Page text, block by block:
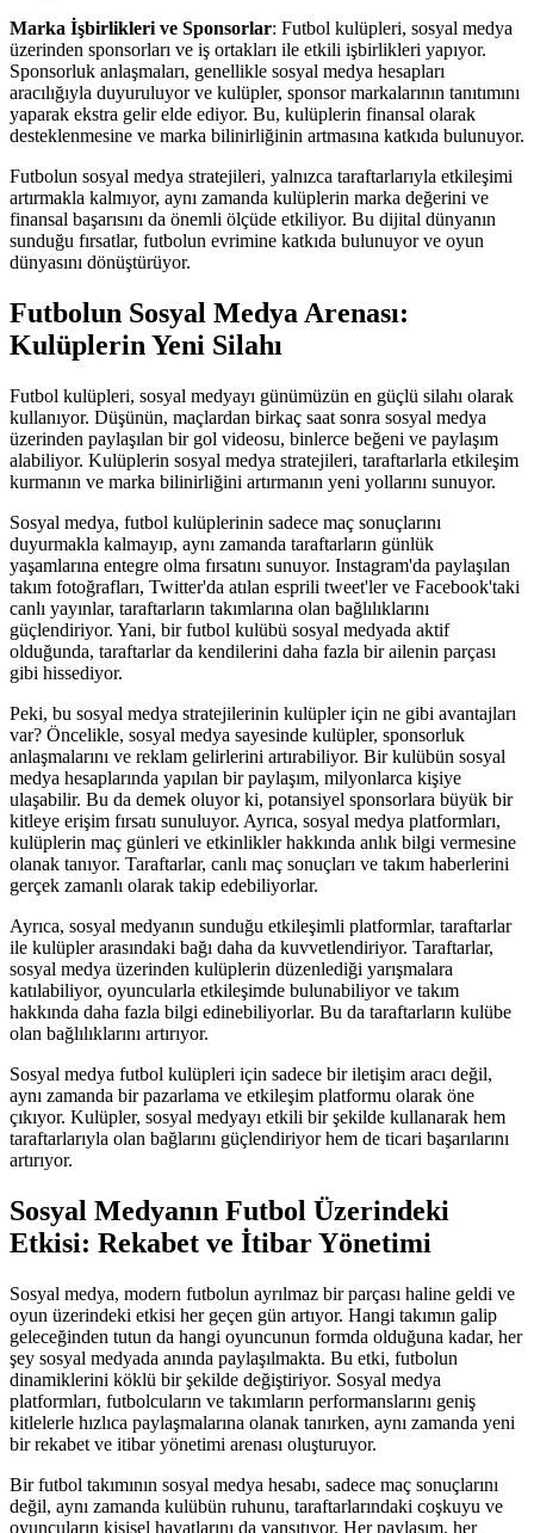
Marka İşbirlikleri ve Sponsorlar: Futbol kulüpleri, sosyal medya
üzerinden sponsorları ve iş ortakları ile etkili işbirlikleri yapıyor.
Sponsorluk anlaşmaları, genellikle sosyal medya hesapları
aracılığıyla duyuruluyor ve kulüpler, sponsor markalarının tanıtımını
yaparak ekstra gelir elde ediyor. Bu, kulüplerin finansal olarak
desteklenmesine ve marka bilinirliğinin artmasına katkıda bulunuyor.
Futbolun sosyal medya stratejileri, yalnızca taraftarlarıyla etkileşimi
artırmakla kalmıyor, aynı zamanda kulüplerin marka değerini ve
finansal başarısını da önemli ölçüde etkiliyor. Bu dijital dünyanın
sunduğu fırsatlar, futbolun evrimine katkıda bulunuyor ve oyun
dünyasını dönüştürüyor.
Futbolun Sosyal Medya Arenası:
Kulüplerin Yeni Silahı
Futbol kulüpleri, sosyal medyayı günümüzün en güçlü silahı olarak
kullanıyor. Düşünün, maçlardan birkaç saat sonra sosyal medya
üzerinden paylaşılan bir gol videosu, binlerce beğeni ve paylaşım
alabiliyor. Kulüplerin sosyal medya stratejileri, taraftarlarla etkileşim
kurmanın ve marka bilinirliğini artırmanın yeni yollarını sunuyor.
Sosyal medya, futbol kulüplerinin sadece maç sonuçlarını
duyurmakla kalmayıp, aynı zamanda taraftarların günlük
yaşamlarına entegre olma fırsatını sunuyor. Instagram'da paylaşılan
takım fotoğrafları, Twitter'da atılan esprili tweet'ler ve Facebook'taki
canlı yayınlar, taraftarların takımlarına olan bağlılıklarını
güçlendiriyor. Yani, bir futbol kulübü sosyal medyada aktif
olduğunda, taraftarlar da kendilerini daha fazla bir ailenin parçası
gibi hissediyor.
Peki, bu sosyal medya stratejilerinin kulüpler için ne gibi avantajları
var? Öncelikle, sosyal medya sayesinde kulüpler, sponsorluk
anlaşmalarını ve reklam gelirlerini artırabiliyor. Bir kulübün sosyal
medya hesaplarında yapılan bir paylaşım, milyonlarca kişiye
ulaşabilir. Bu da demek oluyor ki, potansiyel sponsorlara büyük bir
kitleye erişim fırsatı sunuluyor. Ayrıca, sosyal medya platformları,
kulüplerin maç günleri ve etkinlikler hakkında anlık bilgi vermesine
olanak tanıyor. Taraftarlar, canlı maç sonuçları ve takım haberlerini
gerçek zamanlı olarak takip edebiliyorlar.
Ayrıca, sosyal medyanın sunduğu etkileşimli platformlar, taraftarlar
ile kulüpler arasındaki bağı daha da kuvvetlendiriyor. Taraftarlar,
sosyal medya üzerinden kulüplerin düzenlediği yarışmalara
katılabiliyor, oyuncularla etkileşimde bulunabiliyor ve takım
hakkında daha fazla bilgi edinebiliyorlar. Bu da taraftarların kulübe
olan bağlılıklarını artırıyor.
Sosyal medya futbol kulüpleri için sadece bir iletişim aracı değil,
aynı zamanda bir pazarlama ve etkileşim platformu olarak öne
çıkıyor. Kulüpler, sosyal medyayı etkili bir şekilde kullanarak hem
taraftarlarıyla olan bağlarını güçlendiriyor hem de ticari başarılarını
artırıyor.
Sosyal Medyanın Futbol Üzerindeki
Etkisi: Rekabet ve İtibar Yönetimi
Sosyal medya, modern futbolun ayrılmaz bir parçası haline geldi ve
oyun üzerindeki etkisi her geçen gün artıyor. Hangi takımın galip
geleceğinden tutun da hangi oyuncunun formda olduğuna kadar, her
şey sosyal medyada anında paylaşılmakta. Bu etki, futbolun
dinamiklerini köklü bir şekilde değiştiriyor. Sosyal medya
platformları, futbolcuların ve takımların performanslarını geniş
kitlelerle hızlıca paylaşmalarına olanak tanırken, aynı zamanda yeni
bir rekabet ve itibar yönetimi arenası oluşturuyor.
Bir futbol takımının sosyal medya hesabı, sadece maç sonuçlarını
değil, aynı zamanda kulübün ruhunu, taraftarlarındaki coşkuyu ve
oyuncuların kişisel hayatlarını da yansıtıyor. Her paylaşım, her